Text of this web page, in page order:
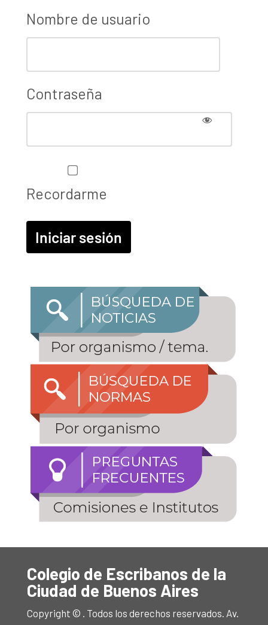
Nombre de usuario
Contraseña
Recordarme
Colegio de Escribanos de la
Ciudad de Buenos Aires
Copyright © . Todos los derechos reservados. Av.